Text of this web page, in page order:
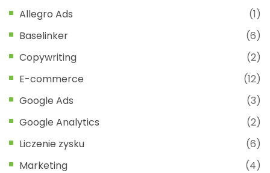
Allegro Ads
(1)
Baselinker
(6)
Copywriting
(2)
E-commerce
(12)
Google Ads
(3)
Google Analytics
(2)
Liczenie zysku
(6)
Marketing
(4)